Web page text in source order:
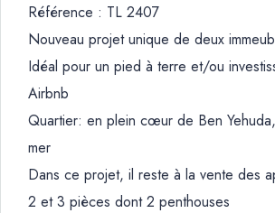
Référence : TL 2407
Nouveau projet unique de deux
Idéal pour un pied à terre et/ou
Airbnb
Quartier: en plein cœur de Ben
mer
Dans ce projet, il reste à la vente des
2 et 3 pièces dont 2 penthouses